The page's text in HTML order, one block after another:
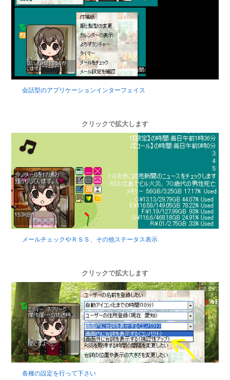
会話型のアプリケーションインターフェイス
クリックで拡大します
メールチェックやＲＳＳ、その他ステータス表示
クリックで拡大します
各種の設定を行って下さい